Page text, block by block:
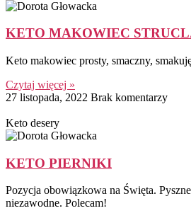
KETO MAKOWIEC
Keto makowiec prosty, smaczny,
Czytaj więcej »
27 listopada, 2022 Brak komentarzy
Keto desery
KETO PIERNIKI
Pozycja obowiązkowa na Święta.
niezawodne. Polecam!